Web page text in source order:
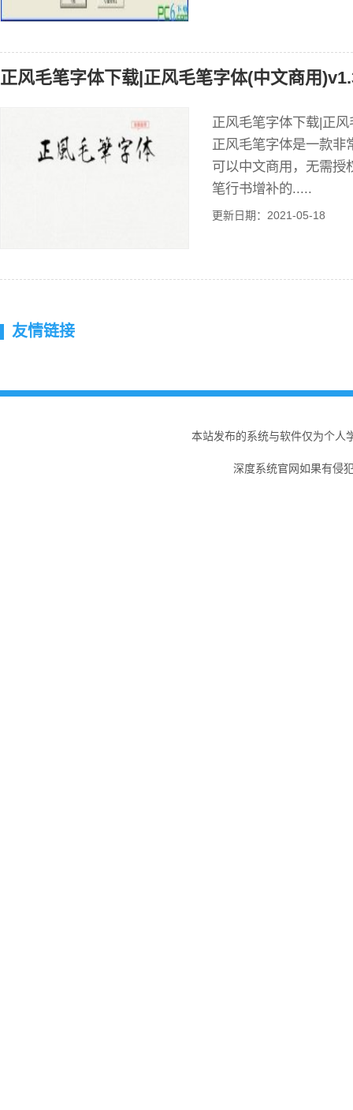
正风毛笔字体下载|正风毛笔字体(中文商用
正风毛笔字体下载|正
正风毛笔字体是一款非
可以中文商用，无需授
笔行书增补的.....
更新日期：2021-05-18
友情链接
本站发布的系统与软件仅为个人
深度系统官网如果有侵